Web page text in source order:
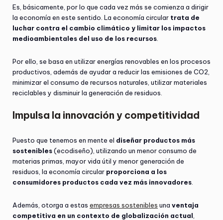
Es, básicamente, por lo que cada vez más se comienza a dirigir
la economía en este sentido. La economía circular trata de
luchar contra el cambio climático y limitar los impactos
medioambientales del uso de los recursos
Por ello, se basa en utilizar energías renovables en los procesos
productivos, además de ayudar a reducir las emisiones de CO2,
minimizar el consumo de recursos naturales, utilizar materiales
reciclables y disminuir la generación de residuos.
Impulsa la innovación y competitividad
Puesto que tenemos en mente el diseñar productos más
sostenibles(ecodiseño), utilizando un menor consumo de
materias primas, mayor vida útil y menor generación de
residuos, la economía circular proporciona a los
consumidores productos cada vez más innovadores
Además, otorga a estas empresas sostenibles una ventaja
competitiva en un contexto de globalización actual